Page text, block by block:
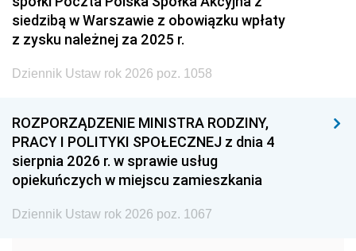
2005 2004 2003
2002 2001
1999 1998
1993 1992 1991
1990 1989
1987 1986 1985
1984 1983
siedzibą w Warszawie z obowiązku wpłaty
z zysku należnej za 2025 r.
Dziennik Ustaw rok 2026 poz. 1058
ROZPORZĄDZENIE MINISTRA RODZINY,
PRACY I POLITYKI SPOŁECZNEJ z dnia 4
sierpnia 2026 r. w sprawie usług
opiekuńczych w miejscu zamieszkania
Dziennik Ustaw rok 2026 poz. 1067